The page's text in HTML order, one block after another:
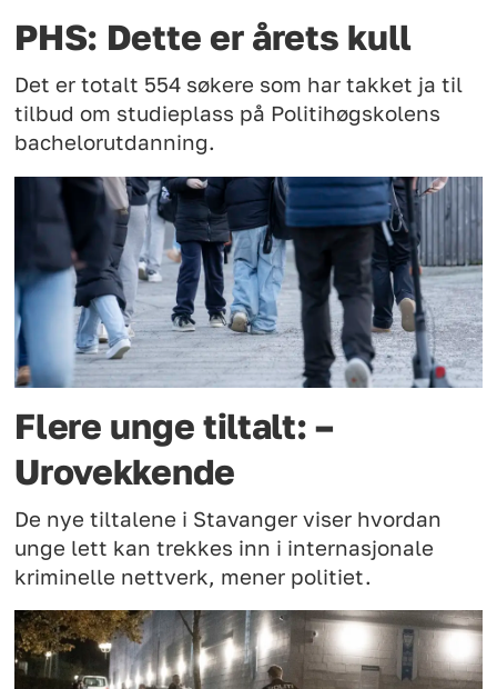
PHS: Dette er årets kull
Det er totalt 554 søkere som har takket ja til
tilbud om studieplass på Politihøgskolens
bachelorutdanning.
Flere unge tiltalt: –
Urovekkende
De nye tiltalene i Stavanger viser hvordan
unge lett kan trekkes inn i internasjonale
kriminelle nettverk, mener politiet.